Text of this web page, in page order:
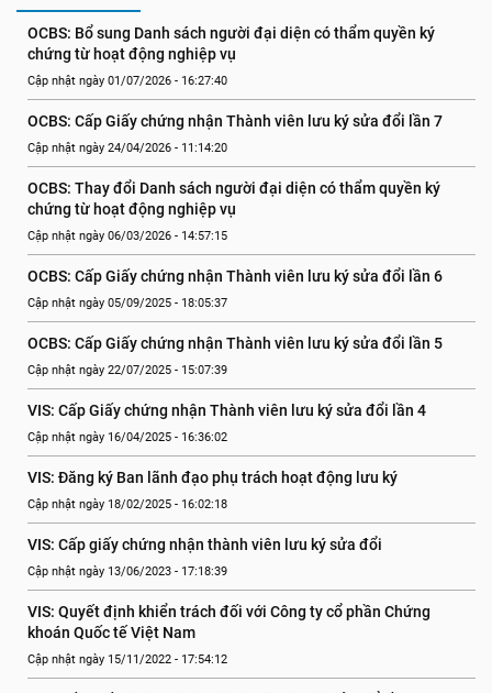
OCBS: Bổ sung Danh sách người đại diện có thẩm quyền ký
chứng từ hoạt động nghiệp vụ
Cập nhật ngày 01/07/2026 - 16:27:40
OCBS: Cấp Giấy chứng nhận Thành viên lưu ký sửa đổi lần 7
Cập nhật ngày 24/04/2026 - 11:14:20
OCBS: Thay đổi Danh sách người đại diện có thẩm quyền ký
chứng từ hoạt động nghiệp vụ
Cập nhật ngày 06/03/2026 - 14:57:15
OCBS: Cấp Giấy chứng nhận Thành viên lưu ký sửa đổi lần 6
Cập nhật ngày 05/09/2025 - 18:05:37
OCBS: Cấp Giấy chứng nhận Thành viên lưu ký sửa đổi lần 5
Cập nhật ngày 22/07/2025 - 15:07:39
VIS: Cấp Giấy chứng nhận Thành viên lưu ký sửa đổi lần 4
Cập nhật ngày 16/04/2025 - 16:36:02
VIS: Đăng ký Ban lãnh đạo phụ trách hoạt động lưu ký
Cập nhật ngày 18/02/2025 - 16:02:18
VIS: Cấp giấy chứng nhận thành viên lưu ký sửa đổi
Cập nhật ngày 13/06/2023 - 17:18:39
VIS: Quyết định khiển trách đối với Công ty cổ phần Chứng
khoán Quốc tế Việt Nam
Cập nhật ngày 15/11/2022 - 17:54:12